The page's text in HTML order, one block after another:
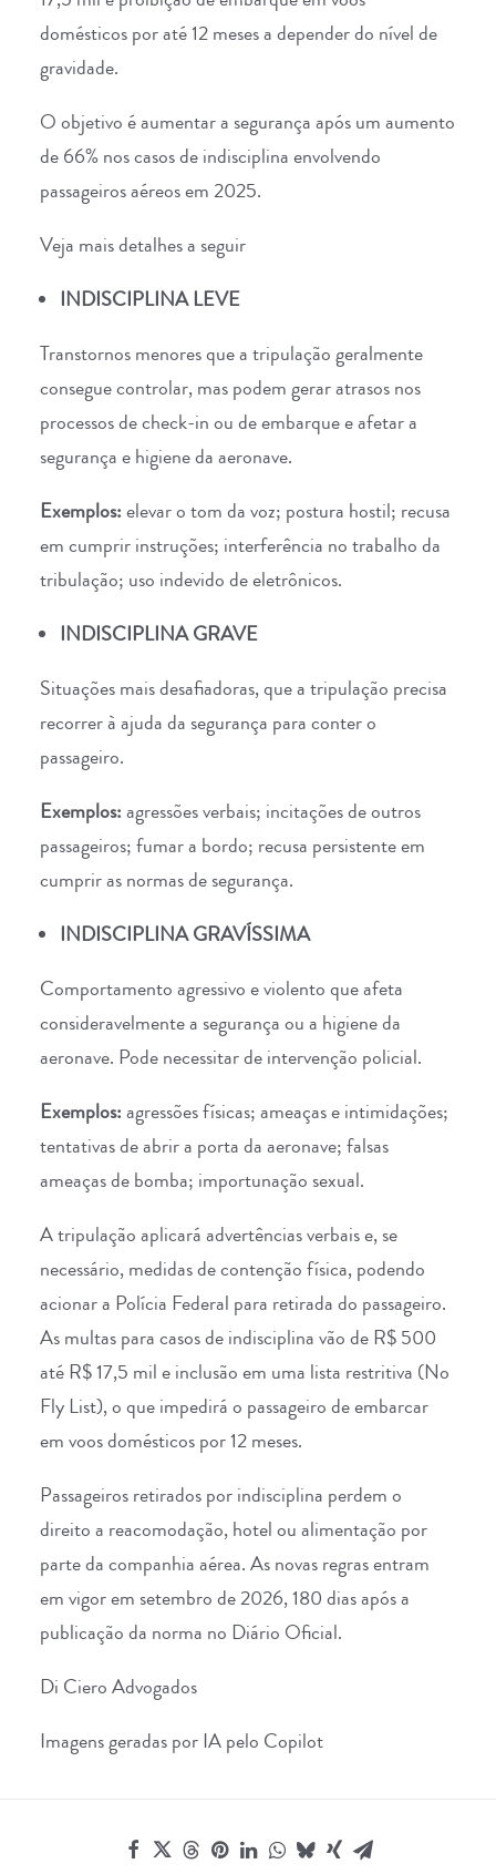
domésticos por até 12 meses a depender do nível de
gravidade.
O objetivo é aumentar a segurança após um aumento
de 66% nos casos de indisciplina envolvendo
passageiros aéreos em 2025.
Veja mais detalhes a seguir
INDISCIPLINA LEVE
Transtornos menores que a tripulação geralmente
consegue controlar, mas podem gerar atrasos nos
processos de check-in ou de embarque e afetar a
segurança e higiene da aeronave.
Exemplos:elevar o tom da voz; postura hostil; recusa
em cumprir instruções; interferência no trabalho da
tribulação; uso indevido de eletrônicos.
INDISCIPLINA GRAVE
Situações mais desafiadoras, que a tripulação precisa
recorrer à ajuda da segurança para conter o
passageiro.
Exemplos:agressões verbais; incitações de outros
passageiros; fumar a bordo; recusa persistente em
cumprir as normas de segurança.
INDISCIPLINA GRAVÍSSIMA
Comportamento agressivo e violento que afeta
consideravelmente a segurança ou a higiene da
aeronave. Pode necessitar de intervenção policial.
Exemplos:agressões físicas; ameaças e intimidações;
tentativas de abrir a porta da aeronave; falsas
ameaças de bomba; importunação sexual.
A tripulação aplicará advertências verbais e, se
necessário, medidas de contenção física, podendo
acionar a Polícia Federal para retirada do passageiro.
As multas para casos de indisciplina vão de R$ 500
até R$ 17,5 mil e inclusão em uma lista restritiva (No
Fly List), o que impedirá o passageiro de embarcar
em voos domésticos por 12 meses.
Passageiros retirados por indisciplina perdem o
direito a reacomodação, hotel ou alimentação por
parte da companhia aérea. As novas regras entram
em vigor em setembro de 2026, 180 dias após a
publicação da norma no Diário Oficial.
Di Ciero Advogados
Imagens geradas por IA pelo Copilot